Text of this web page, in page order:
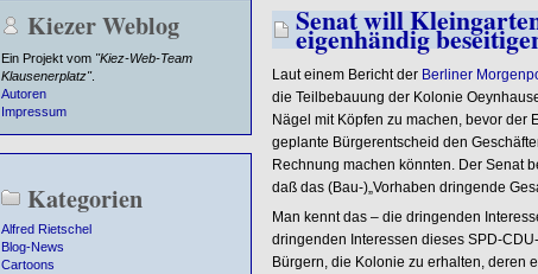
Kiezer Weblog
Ein Projekt vom "Kiez-Web-Team
Klausenerplatz".
Autoren
Impressum
Kategorien
Alfred Rietschel
Blog-News
Cartoons
Senat will
eigenhändig
Laut einem Bericht der Berliner
die Teilbebauung der Kolonie
Nägel mit Köpfen zu machen, bevor der
geplante Bürgerentscheid den
Rechnung machen könnten. Der Senat
daß das (Bau-)„Vorhaben dringende
Man kennt das – die dringenden
dringenden Interessen dieses SPD-
Bürgern, die Kolonie zu erhalten, deren